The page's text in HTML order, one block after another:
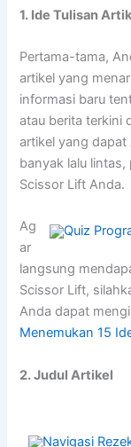
1. Ide Tulisan
Pertama-tama,
artikel yang
informasi baru
atau berita terkini
artikel yang
banyak lalu
Scissor Lift Anda.
Ag
ar
langsung
Scissor Lift,
Anda dapat
Menemukan 15
2. Judul Artikel